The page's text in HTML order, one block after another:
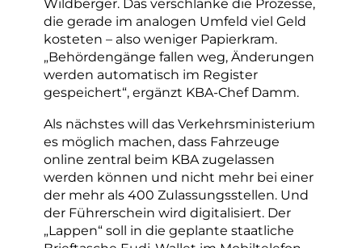
Wildberger. Das verschlanke die Prozesse,
die gerade im analogen Umfeld viel Geld
kosteten – also weniger Papierkram.
„Behördengänge fallen weg, Änderungen
werden automatisch im Register
gespeichert“, ergänzt KBA-Chef Damm.
Als nächstes will das Verkehrsministerium
es möglich machen, dass Fahrzeuge
online zentral beim KBA zugelassen
werden können und nicht mehr bei einer
der mehr als 400 Zulassungsstellen. Und
der Führerschein wird digitalisiert. Der
„Lappen“ soll in die geplante staatliche